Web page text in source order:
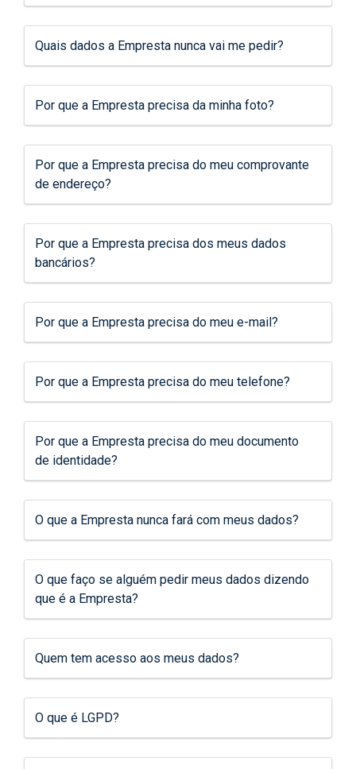
Quais dados a Empresta nunca vai me pedir?
Por que a Empresta precisa da minha foto?
Por que a Empresta precisa do meu comprovante
de endereço?
Por que a Empresta precisa dos meus dados
bancários?
Por que a Empresta precisa do meu e-mail?
Por que a Empresta precisa do meu telefone?
Por que a Empresta precisa do meu documento
de identidade?
O que a Empresta nunca fará com meus dados?
O que faço se alguém pedir meus dados dizendo
que é a Empresta?
Quem tem acesso aos meus dados?
O que é LGPD?